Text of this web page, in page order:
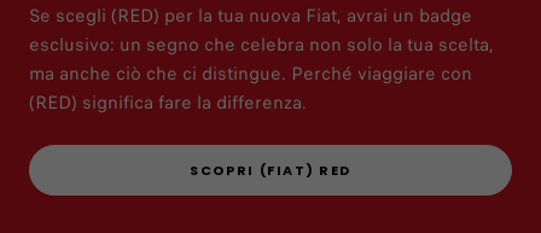
Se scegli (RED) per la tua nuova Fiat, avrai un badge
esclusivo: un segno che celebra non solo la tua scelta,
ma anche ciò che ci distingue. Perché viaggiare con
(RED) significa fare la differenza.
SCOPRI (FIAT) RED